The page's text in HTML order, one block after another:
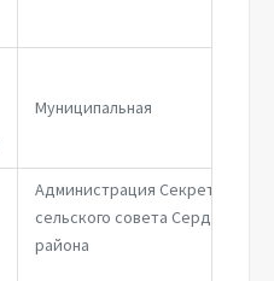
Муниципальная
Администрация Секретарского
сельского совета Сердобского
района